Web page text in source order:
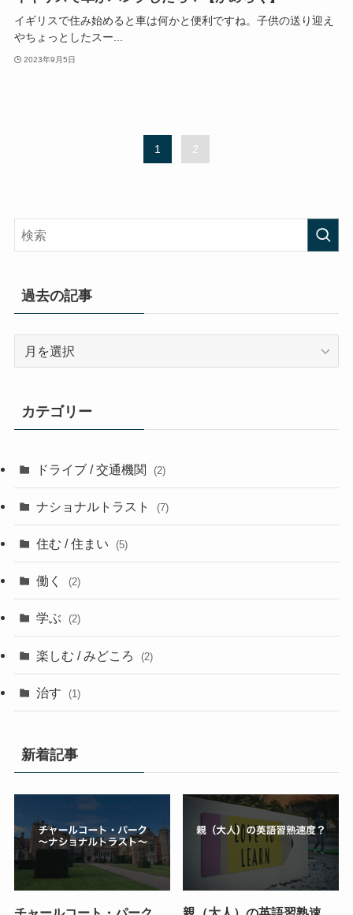
イギリスで住み始めると車は何かと便利ですね。子供の送り迎え
やちょっとしたスー...
2023年9月5日
1 2
過去の記事
事
カテゴリー
ドライブ / 交通機関 (2)
ナショナルトラスト (7)
住む / 住まい (5)
働く (2)
学ぶ (2)
楽しむ / みどころ (2)
治す (1)
新着記事